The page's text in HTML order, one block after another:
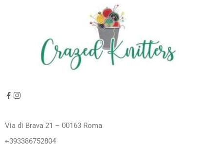
Via di Brava 21 – 00163 Roma
+393386752804